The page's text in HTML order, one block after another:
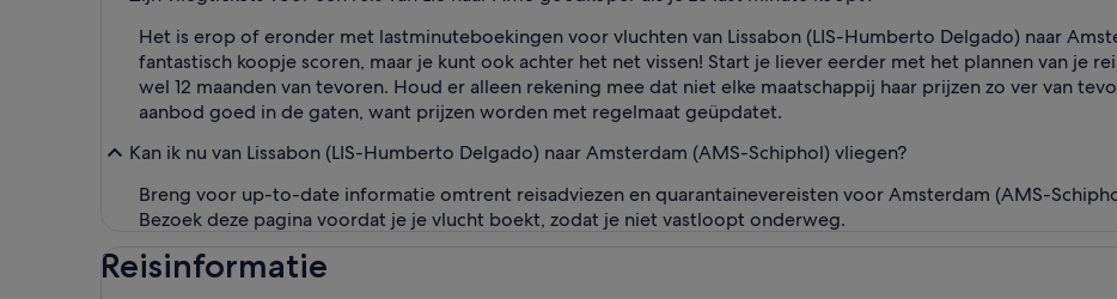
Het is erop of eronder met lastminuteboekingen voor vluchten van Lissabon (LIS-Humberto Delgado) naar
fantastisch koopje scoren, maar je kunt ook achter het net vissen! Start je liever eerder met het plannen van je
wel 12 maanden van tevoren. Houd er alleen rekening mee dat niet elke maatschappij haar prijzen zo ver van
aanbod goed in de gaten, want prijzen worden met regelmaat geüpdatet.
Kan ik nu van Lissabon (LIS-Humberto Delgado) naar Amsterdam (AMS-Schiphol) vliegen?
Breng voor up-to-date informatie omtrent reisadviezen en quarantainevereisten voor Amsterdam (AMS-
Bezoek deze pagina voordat je je vlucht boekt, zodat je niet vastloopt onderweg.
Reisinformatie